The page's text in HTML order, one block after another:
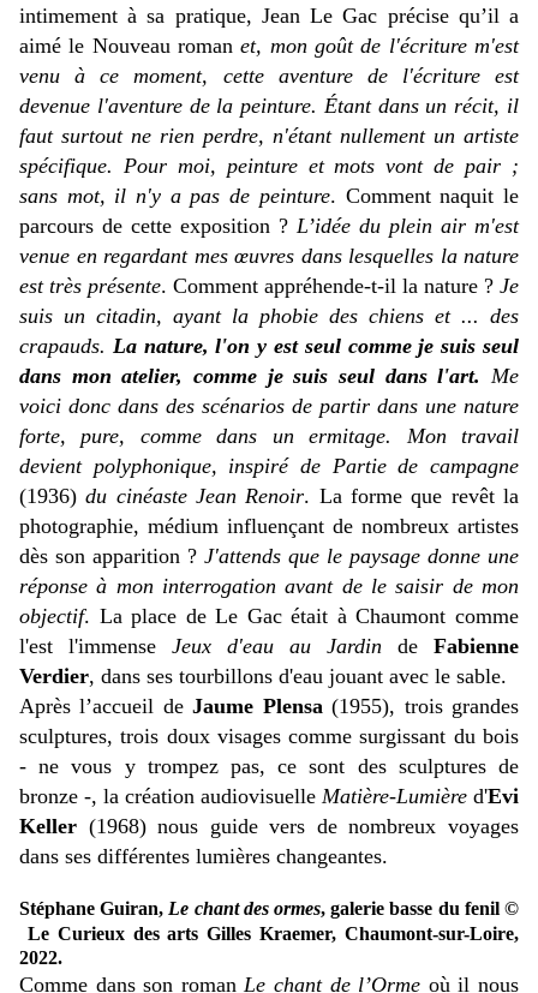
intimement à sa pratique, Jean Le Gac précise qu’il a
aimé le Nouveau roman et, mon goût de l'écriture m'est
venu à ce moment, cette aventure de l'écriture est
devenue l'aventure de la peinture. Étant dans un récit, il
faut surtout ne rien perdre, n'étant nullement un artiste
spécifique. Pour moi, peinture et mots vont de pair ;
sans mot, il n'y a pas de peinture. Comment naquit le
parcours de cette exposition ? L’idée du plein air m'est
venue en regardant mes œuvres dans lesquelles la nature
est très présente. Comment appréhende-t-il la nature ? Je
suis un citadin, ayant la phobie des chiens et ... des
crapauds. La nature, l'on y est seul comme je suis seul
dans mon atelier, comme je suis seul dans l'art. Me
voici donc dans des scénarios de partir dans une nature
forte, pure, comme dans un ermitage. Mon travail
devient polyphonique, inspiré de Partie de campagne
(1936)du cinéaste Jean Renoir. La forme que revêt la
photographie, médium influençant de nombreux artistes
dès son apparition ? J'attends que le paysage donne une
réponse à mon interrogation avant de le saisir de mon
objectif. La place de Le Gac était à Chaumont comme
l'est l'immense Jeux d'eau au Jardin de Fabienne
Verdier, dans ses tourbillons d'eau jouant avec le sable.
Après l’accueil deJaume Plensa(1955), trois grandes
sculptures, trois doux visages comme surgissant du bois
- ne vous y trompez pas, ce sont des sculptures de
bronze -, la création audiovisuelle Matière-Lumière d'Evi
Keller (1968) nous guide vers de nombreux voyages
dans ses différentes lumières changeantes.
Stéphane Guiran, Le chant des ormes, galerie basse du fenil ©
Le Curieux des arts Gilles Kraemer, Chaumont-sur-Loire,
2022.
Comme dans son romanLe chant de l’Orme où il nous